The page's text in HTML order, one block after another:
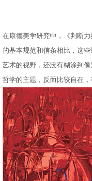
在康德美学研究中，《判断
的基本规范和信条相比，这
艺术的视野，还没有糊涂到
哲学的主题，反而比较自在